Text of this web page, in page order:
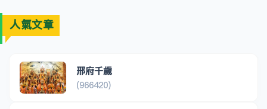
人氣文章
邢府千歲
(966420)